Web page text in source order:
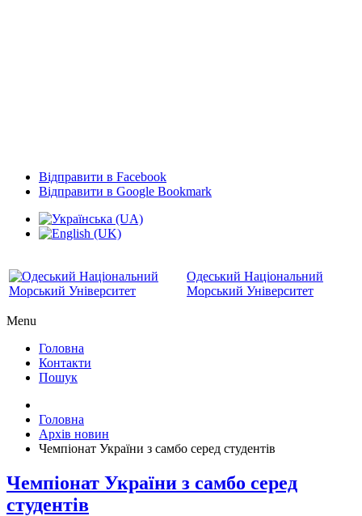
Відправити в Facebook
Відправити в Google Bookmark
Одеський Національний
Морський Університет
Menu
Головна
Контакти
Пошук
Головна
Архів новин
Чемпіонат України з самбо серед студентів
Чемпіонат України з самбо серед
студентів